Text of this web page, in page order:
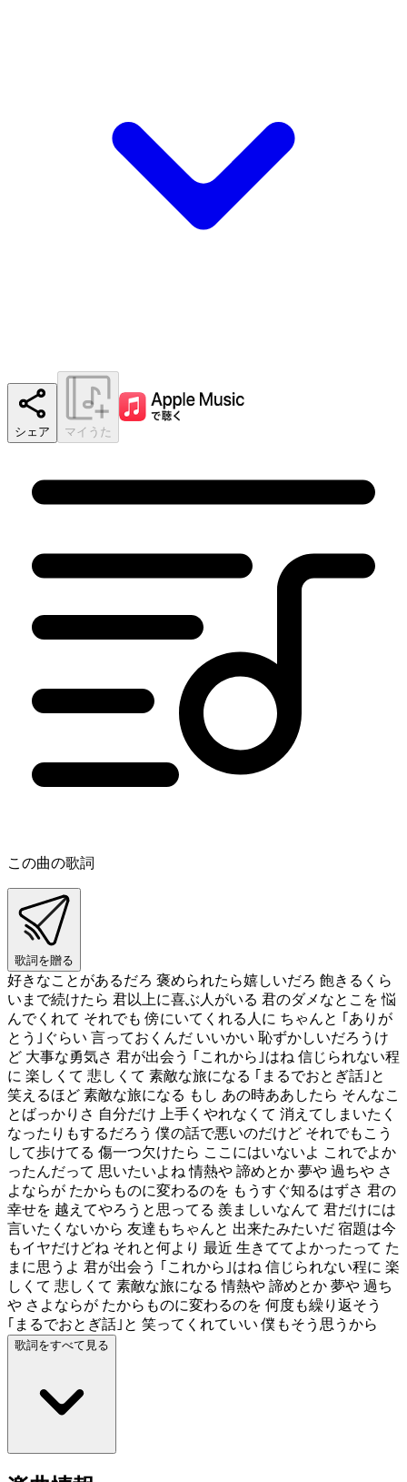
シェア マイうた
この曲の歌詞
歌詞を贈る
好きなことがあるだろ 褒められたら嬉しいだろ 飽きるくら
いまで続けたら 君以上に喜ぶ人がいる 君のダメなとこを 悩
んでくれて それでも 傍にいてくれる人に ちゃんと ｢ありが
とう｣ぐらい 言っておくんだ いいかい 恥ずかしいだろうけ
ど 大事な勇気さ 君が出会う ｢これから｣はね 信じられない程
に 楽しくて 悲しくて 素敵な旅になる ｢まるでおとぎ話｣と
笑えるほど 素敵な旅になる もし あの時ああしたら そんなこ
とばっかりさ 自分だけ 上手くやれなくて 消えてしまいたく
なったりもするだろう 僕の話で悪いのだけど それでもこう
して歩けてる 傷一つ欠けたら ここにはいないよ これでよか
ったんだって 思いたいよね 情熱や 諦めとか 夢や 過ちや さ
よならが たからものに変わるのを もうすぐ知るはずさ 君の
幸せを 越えてやろうと思ってる 羨ましいなんて 君だけには
言いたくないから 友達もちゃんと 出来たみたいだ 宿題は今
もイヤだけどね それと何より 最近 生きててよかったって た
まに思うよ 君が出会う ｢これから｣はね 信じられない程に 楽
しくて 悲しくて 素敵な旅になる 情熱や 諦めとか 夢や 過ち
や さよならが たからものに変わるのを 何度も繰り返そう
｢まるでおとぎ話｣と 笑ってくれていい 僕もそう思うから
歌詞をすべて見る